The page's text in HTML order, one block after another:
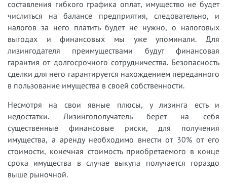
составления гибкого графика оплат, имущество не будет
числиться на балансе предприятия, следовательно, и
налогов за него платить будет не нужно, о налоговых
выгодах и финансовых мы уже упоминали. Для
лизингодателя преимуществами будут финансовая
гарантия от долгосрочного сотрудничества. Безопасность
сделки для него гарантируется нахождением переданного
в пользование имущества в своей собственности.
Несмотря на свои явные плюсы, у лизинга есть и
недостатки. Лизингополучатель берет на себя
существенные финансовые риски, для получения
имущества, а аренду необходимо внести от 30% от его
стоимости, конечная стоимость приобретаемого в конце
срока имущества в случае выкупа получается гораздо
выше рыночной.